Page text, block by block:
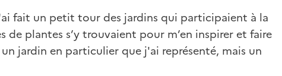
fait un petit tour des jardins qui participaient à la
de plantes s’y trouvaient pour m’en inspirer et faire
un jardin en particulier que j'ai représenté, mais un